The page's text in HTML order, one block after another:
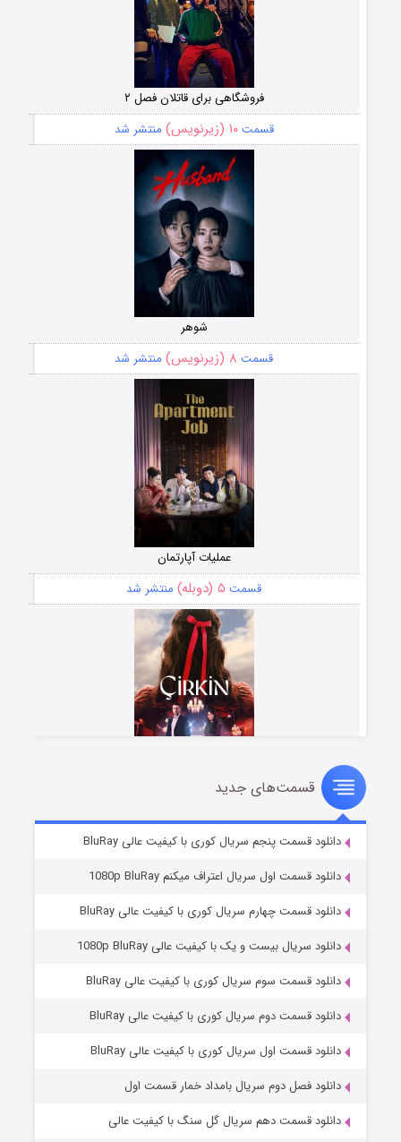
فروشگاهی برای قاتلان فصل ۲
قسمت۱۰ (زیرنویس) منتشر شد
شوهر
قسمت ۸ (زیرنویس) منتشر شد
عملیات آپارتمان
قسمت ۵ (دوبله) منتشر شد
سریال زشت
قسمت۲ (زیرنویس) منتشر شد
مردگان متحرک: شهر مرده ۳
قسمت۲ (زیرنویس) منتشر شد
قسمت‌های جدید
دانلود قسمت پنجم سریال کوری با کیفیت عالی BluRay
دانلود قسمت اول سریال اعتراف میکنم 1080p BluRay
دانلود قسمت چهارم سریال کوری با کیفیت عالی BluRay
دانلود سریال بیست و یک با کیفیت عالی 1080p BluRay
دانلود قسمت سوم سریال کوری با کیفیت عالی BluRay
دانلود قسمت دوم سریال کوری با کیفیت عالی BluRay
دانلود قسمت اول سریال کوری با کیفیت عالی BluRay
دانلود فصل دوم سریال بامداد خمار قسمت اول
دانلود قسمت دهم سریال گل سنگ با کیفیت عالی